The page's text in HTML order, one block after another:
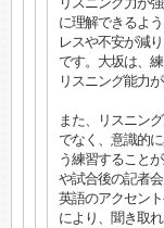
に理解できるよ
レスや不安が減
です。大坂は、
リスニング能力
また、リスニン
でなく、意識的
う練習すること
や試合後の記者
英語のアクセン
により、聞き取